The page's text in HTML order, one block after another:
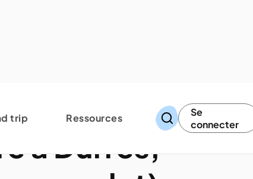
trip Ressources
Se
connecter
à Durrës,